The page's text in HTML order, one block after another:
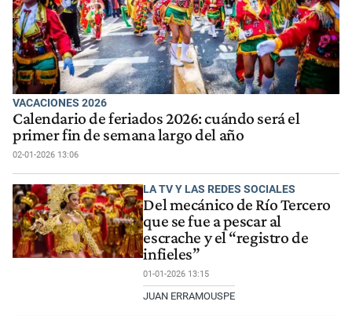
VACACIONES 2026
Calendario de feriados 2026: cuándo será el
primer fin de semana largo del año
02-01-2026 13:06
LA TV Y LAS REDES SOCIALES
Del mecánico de Río Tercero
que se fue a pescar al
escrache y el “registro de
infieles”
01-01-2026 13:15
JUAN ERRAMOUSPE